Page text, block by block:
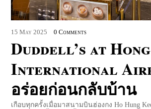
15 May 2025 0 Comments
Duddell’s at
International
อร่อยก่อนกลับบ้าน
เกือบทุกครั้งเมื่อมาสนามบินฮ่องกง Ho Hung